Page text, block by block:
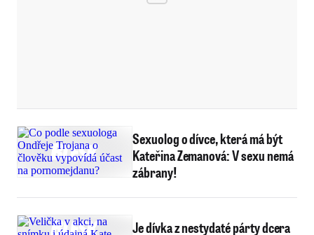
Sexuolog o dívce, která má být
Kateřina Zemanová: V sexu nemá
zábrany!
Je dívka z nestydaté párty dcera